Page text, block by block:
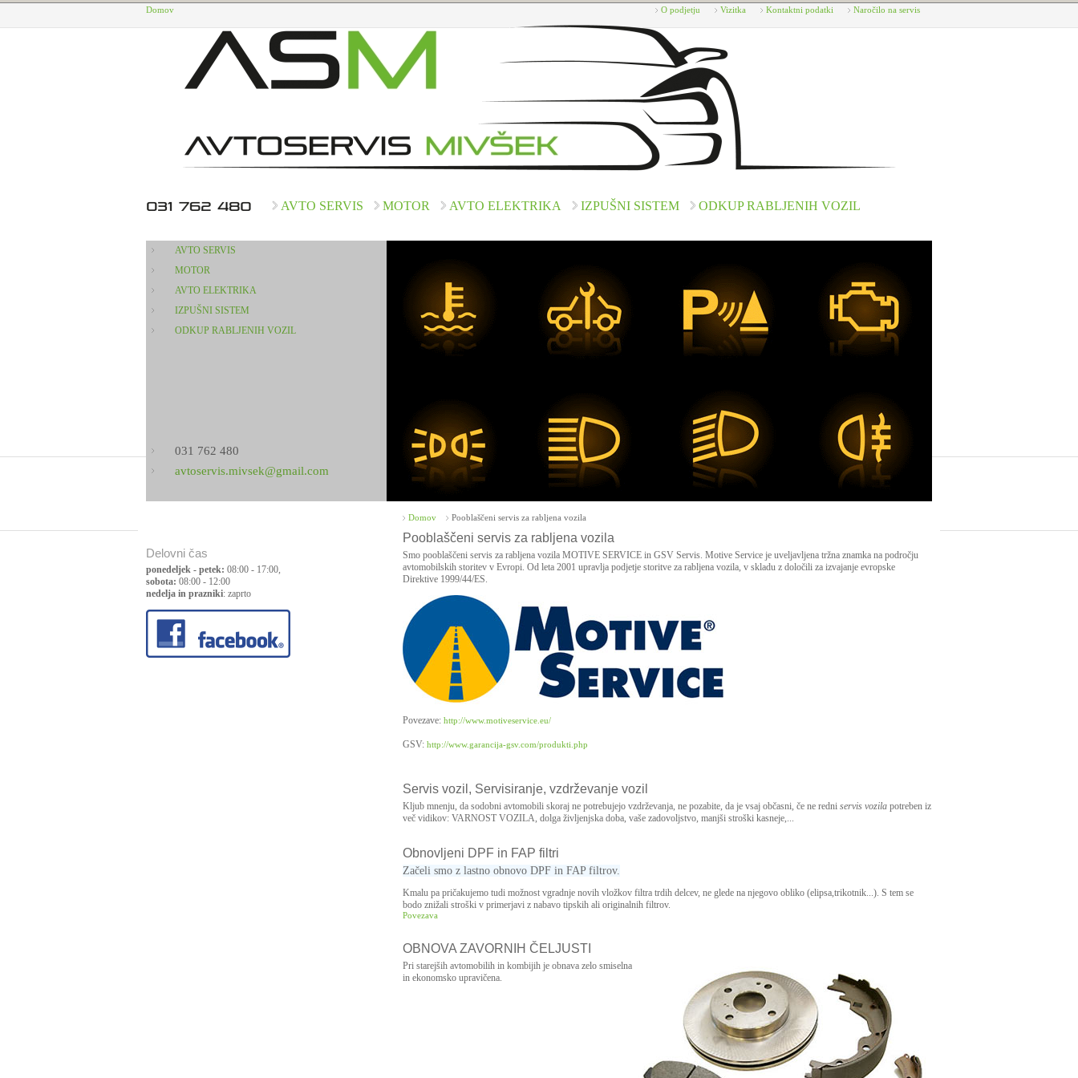
Domov O podjetju Vizitka Kontaktni podatki Naročilo na servis
AVTO SERVIS MOTOR AVTO ELEKTRIKA IZPUŠNI SISTEM ODKUP RABLJENIH VOZIL
AVTO SERVIS
MOTOR
AVTO ELEKTRIKA
IZPUŠNI SISTEM
ODKUP RABLJENIH VOZIL
031 762 480
avtoservis.mivsek@gmail.com
Delovni čas
ponedeljek - petek: 08:00 - 17:00,
sobota: 08:00 - 12:00
nedelja in prazniki: zaprto
Domov Pooblaščeni servis za rabljena vozila
Pooblaščeni servis za rabljena vozila
Smo pooblaščeni servis za rabljena vozila MOTIVE SERVICE in GSV Servis. Motive Service je uveljavljena tržna znamka na področju
avtomobilskih storitev v Evropi. Od leta 2001 upravlja podjetje storitve za rabljena vozila, v skladu z določili za izvajanje evropske
Direktive 1999/44/ES.
Povezave: http://www.motiveservice.eu/
GSV: http://www.garancija-gsv.com/produkti.php
Servis vozil, Servisiranje, vzdrževanje vozil
Kljub mnenju, da sodobni avtomobili skoraj ne potrebujejo vzdrževanja, ne pozabite, da je vsaj občasni, če ne redni servis vozila potreben iz
več vidikov: VARNOST VOZILA, dolga življenjska doba, vaše zadovoljstvo, manjši stroški kasneje,...
Obnovljeni DPF in FAP filtri
Začeli smo z lastno obnovo DPF in FAP filtrov.
Kmalu pa pričakujemo tudi možnost vgradnje novih vložkov filtra trdih delcev, ne glede na njegovo obliko (elipsa,trikotnik...). S tem se
bodo znižali stroški v primerjavi z nabavo tipskih ali originalnih filtrov.
Povezava
OBNOVA ZAVORNIH ČELJUSTI
Pri starejših avtomobilih in kombijih je obnava zelo smiselna
in ekonomsko upravičena.